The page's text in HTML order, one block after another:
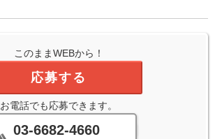
このままWEBから！
応募する
お電話でも応募できます。
03-6682-4660